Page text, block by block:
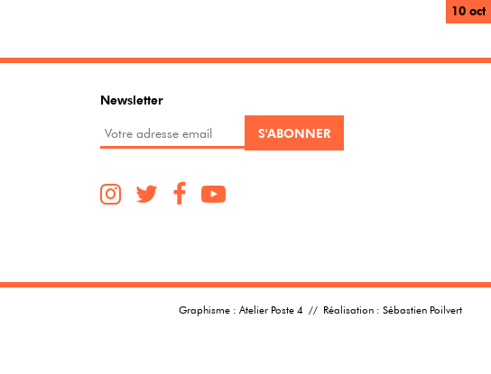
10 oct
Newsletter
Graphisme : Atelier Poste 4 // Réalisation : Sébastien Poilvert